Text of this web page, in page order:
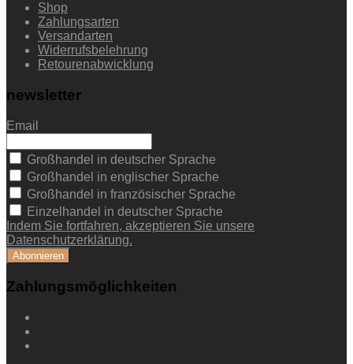
Shop
Zahlungsarten
Versandarten
Widerrufsbelehrung
Retourenabwicklung
newsletter
Email
Großhandel in deutscher Sprache
Großhandel in englischer Sprache
Großhandel in französischer Sprache
Einzelhandel in deutscher Sprache
Indem Sie fortfahren, akzeptieren Sie unsere
Datenschutzerklärung.
Zahlungsmöglichkeiten